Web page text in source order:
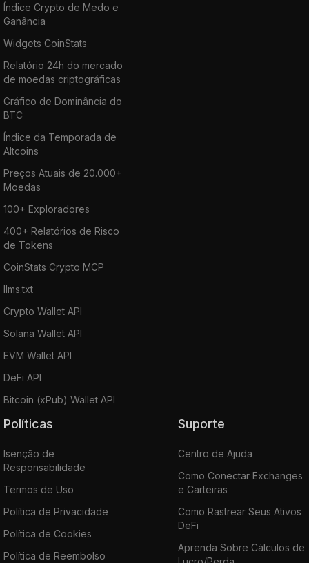
Índice Crypto de Medo e
Ganância
Widgets CoinStats
Relatório 24h do mercado
de moedas criptográficas
Gráfico de Dominância do
BTC
Índice da Temporada de
Altcoins
Preços Atuais de 20.000+
Moedas
100+ Exploradores
400+ Relatórios de Risco
de Tokens
CoinStats Crypto MCP
llms.txt
Crypto Wallet API
Solana Wallet API
EVM Wallet API
DeFi API
Bitcoin (xPub) Wallet API
Políticas
Isenção de
Responsabilidade
Termos de Uso
Política de Privacidade
Política de Cookies
Política de Reembolso
Suporte
Centro de Ajuda
Como Conectar Exchanges
e Carteiras
Como Rastrear Seus Ativos
DeFi
Aprenda Sobre Cálculos de